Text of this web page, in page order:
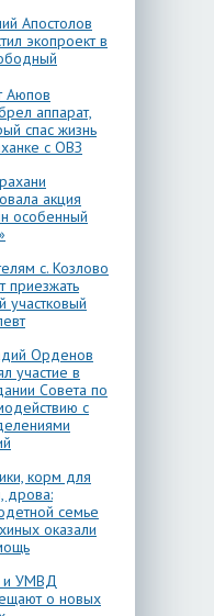
Апостолов
экопроект в
Аюпов
аппарат,
спас жизнь
с ОВЗ
акция
особенный
с. Козлово
приезжать
участковый
Орденов
участие в
Совета по
с
корм для
дрова:
семье
оказали
и УМВД
о новых